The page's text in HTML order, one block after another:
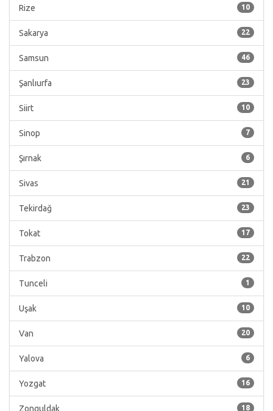
10
Rize
22
Sakarya
46
Samsun
23
Şanlıurfa
10
Siirt
7
Sinop
6
Şırnak
21
Sivas
23
Tekirdağ
17
Tokat
22
Trabzon
1
Tunceli
10
Uşak
20
Van
6
Yalova
16
Yozgat
18
Zonguldak